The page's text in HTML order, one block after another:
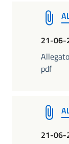
21-06-
pdf
21-06-